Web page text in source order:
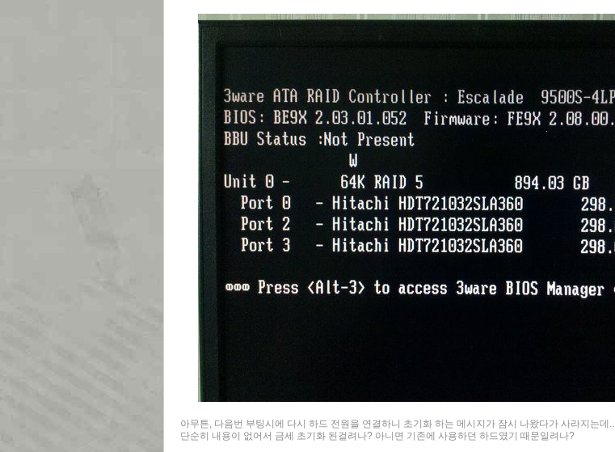
아무튼, 다음번 부팅시에 다시 하드 전원을 연결하니 초기화 하는 메시지가 잠시 나왔다가 사라지는데..
단순히 내용이 없어서 금세 초기화 된걸려나? 아니면 기존에 사용하던 하드였기 때문일려나?